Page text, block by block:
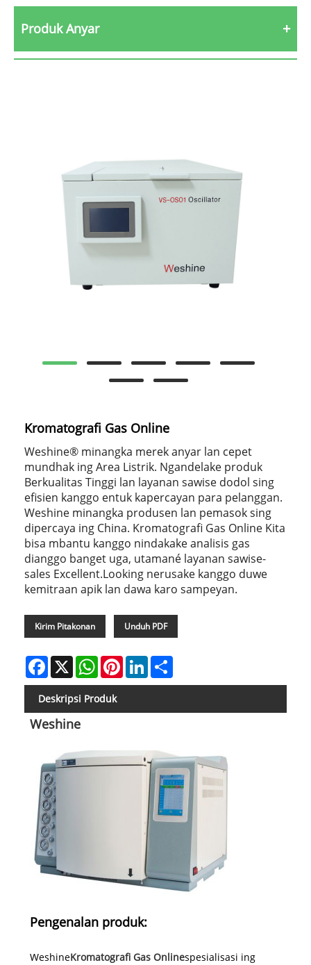
Produk Anyar
Kromatografi Gas Online
Weshine® minangka merek anyar lan cepet
mundhak ing Area Listrik. Ngandelake produk
Berkualitas Tinggi lan layanan sawise dodol sing
efisien kanggo entuk kapercayan para pelanggan.
Weshine minangka produsen lan pemasok sing
dipercaya ing China. Kromatografi Gas Online Kita
bisa mbantu kanggo nindakake analisis gas
dianggo banget uga, utamané layanan sawise-
sales Excellent.Looking nerusake kanggo duwe
kemitraan apik lan dawa karo sampeyan.
Kirim Pitakonan Unduh PDF
Facebook
X WhatsAppPinterestLinkedIn
Deskripsi Produk
Weshine
Pengenalan produk:
WeshineKromatografi Gas Onlinespesialisasi ing